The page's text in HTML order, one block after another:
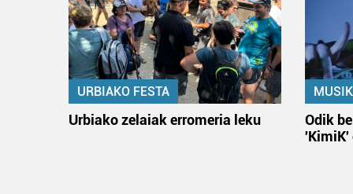
URBIAKO FESTA
Urbiako zelaiak erromeria leku
Odik
'KimiK'